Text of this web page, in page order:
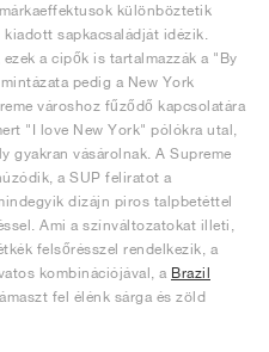
különböztetik
kiadott sapkacsaládját idézik.
a cipők is tartalmazzák a "By
pedig a New York
városhoz fűződő kapcsolatára
"I love New York" pólókra utal,
gyakran vásárolnak. A Supreme
a SUP feliratot a
dizájn piros talpbetéttel
Ami a színváltozatokat illeti,
felsőrésszel rendelkezik, a
kombinációjával, a Brazil
fel élénk sárga és zöld